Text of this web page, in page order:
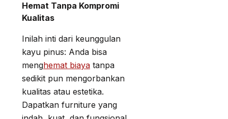
Hemat Tanpa Kompromi
Kualitas
Inilah inti dari keunggulan
kayu pinus: Anda bisa
menghemat biaya tanpa
sedikit pun mengorbankan
kualitas atau estetika.
Dapatkan furniture yang